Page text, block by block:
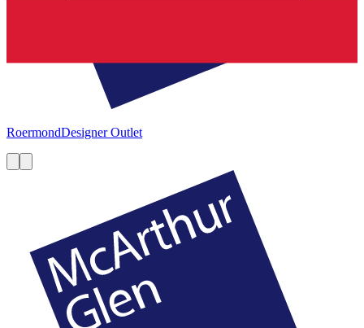
RoermondDesigner Outlet